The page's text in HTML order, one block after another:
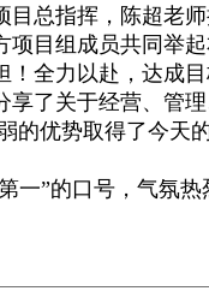
总指挥，陈超老
目组成员共同举
全力以赴，达成目
了关于经营、管
的优势取得了今天
一”的口号，气氛